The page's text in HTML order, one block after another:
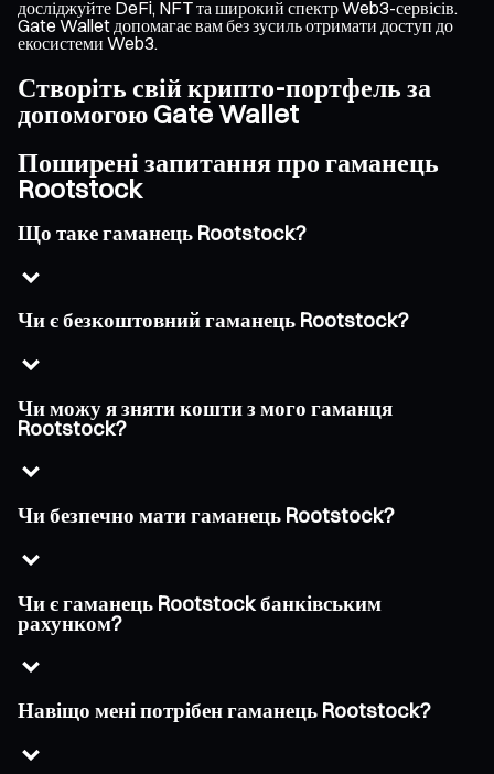
досліджуйте DeFi, NFT та широкий спектр Web3-сервісів.
Gate Wallet допомагає вам без зусиль отримати доступ до
екосистеми Web3.
Створіть свій крипто-портфель за
допомогою Gate Wallet
Поширені запитання про гаманець
Rootstock
Що таке гаманець Rootstock?
Чи є безкоштовний гаманець Rootstock?
Чи можу я зняти кошти з мого гаманця
Rootstock?
Чи безпечно мати гаманець Rootstock?
Чи є гаманець Rootstock банківським
рахунком?
Навіщо мені потрібен гаманець Rootstock?